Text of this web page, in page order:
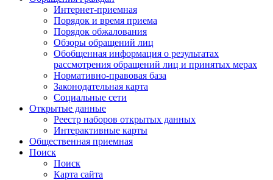
Интернет-приемная
Порядок и время приема
Порядок обжалования
Обзоры обращений лиц
Обобщенная информация о результатах
рассмотрения обращений лиц и принятых мерах
Нормативно-правовая база
Законодательная карта
Социальные сети
Открытые данные
Реестр наборов открытых данных
Интерактивные карты
Общественная приемная
Поиск
Поиск
Карта сайта